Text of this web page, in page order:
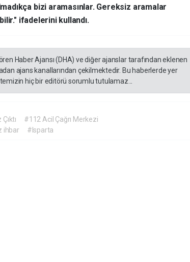
bizi aramasınlar. Gereksiz aramalar
ifadelerini kullandı.
Haber Ajansı (DHA) ve diğer ajanslar tarafından eklenen
ajans kanallarından çekilmektedir. Bu haberlerde yer
hiç bir editörü sorumlu tutulamaz...
#112 Acil Çağrı Merkezi
ihbar #Isparta